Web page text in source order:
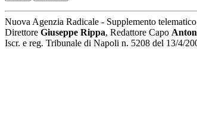
Nuova Agenzia Radicale - Supplemento
Direttore Giuseppe Rippa, Redattore Capo
Iscr. e reg. Tribunale di Napoli n. 5208 del 13/4/